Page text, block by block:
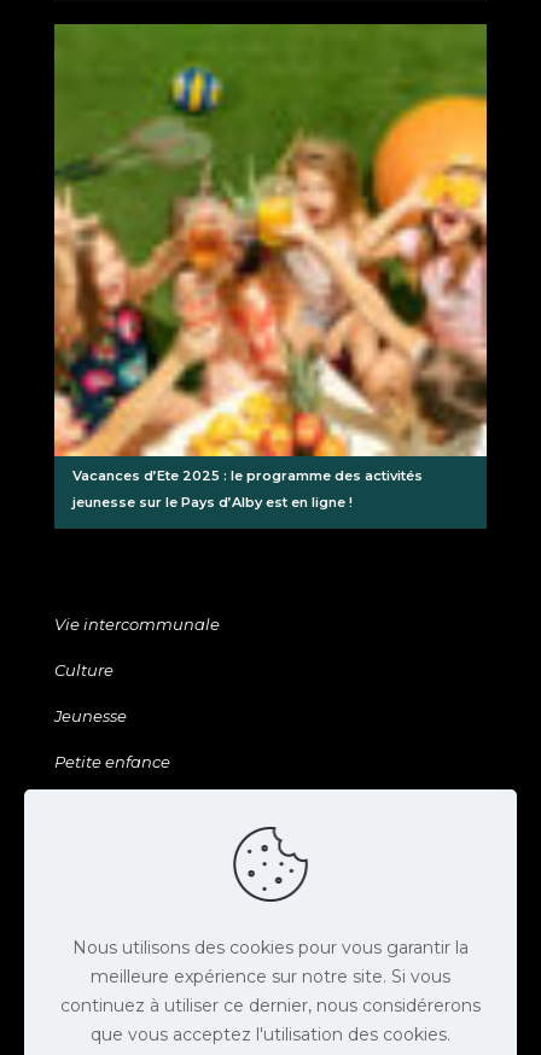
Vacances d’Ete 2025 : le programme des activités
jeunesse sur le Pays d’Alby est en ligne !
Vie intercommunale
Culture
Jeunesse
Petite enfance
Actus
Espace presse
Nous utilisons des cookies pour vous garantir la
meilleure expérience sur notre site. Si vous
continuez à utiliser ce dernier, nous considérerons
que vous acceptez l'utilisation des cookies.